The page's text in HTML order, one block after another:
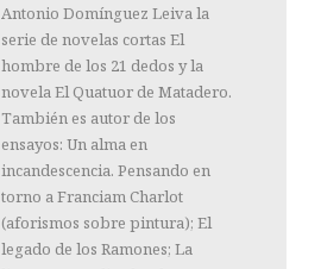
Antonio Domínguez Leiva la
serie de novelas cortas El
hombre de los 21 dedos y la
novela El Quatuor de Matadero.
También es autor de los
ensayos: Un alma en
incandescencia. Pensando en
torno a Franciam Charlot
(aforismos sobre pintura); El
legado de los Ramones; La